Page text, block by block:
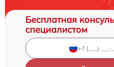
Бесплатная
специалистом